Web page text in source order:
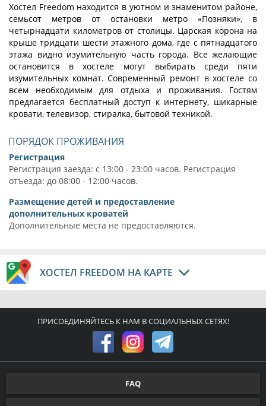
Хостел Freedom находится в уютном и знаменитом районе,
семьсот метров от остановки метро «Позняки», в
четырнадцати километров от столицы. Царская корона на
крыше тридцати шести этажного дома, где с пятнадцатого
этажа видно изумительную часть города. Все желающие
остановится в хостеле могут выбирать среди пяти
изумительных комнат. Современный ремонт в хостеле со
всем необходимым для отдыха и проживания. Гостям
предлагается бесплатный доступ к интернету, шикарные
кровати, телевизор, стиралка, бытовой техникой.
ПОРЯДОК ПРОЖИВАНИЯ
Регистрация
Регистрация заезда: с 13:00 - 23:00 часов. Регистрация
отъезда: до 08:00 - 12:00 часов.
Размещение детей и предоставление
дополнительных кроватей
Дополнительные места не предоставляются.
ХОСТЕЛ FREEDOM НА КАРТЕ
ПРИСОЕДИНЯЙТЕСЬ К НАМ В СОЦИАЛЬНЫХ СЕТЯХ!
FAQ